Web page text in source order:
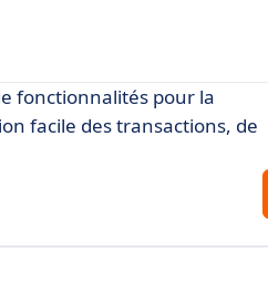
fonctionnalités pour la
facile des transactions, de